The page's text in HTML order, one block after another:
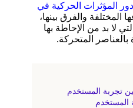
دور المؤثرات الحركية في
المختلفة والفرق بينها،
لا بد من الإحاطة بها
المتحركة.
تجربة المستخدم
المستخدم